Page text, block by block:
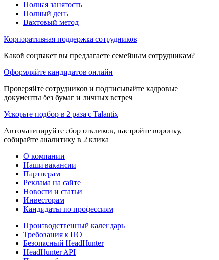
Полная занятость
Полный день
Вахтовый метод
Корпоративная поддержка сотрудников
Какой соцпакет вы предлагаете семейным сотрудникам?
Оформляйте кандидатов онлайн
Проверяйте сотрудников и подписывайте кадровые
документы без бумаг и личных встреч
Ускорьте подбор в 2 раза с Talantix
Автоматизируйте сбор откликов, настройте воронку,
собирайте аналитику в 2 клика
О компании
Наши вакансии
Партнерам
Реклама на сайте
Новости и статьи
Инвесторам
Кандидаты по профессиям
Производственный календарь
Требования к ПО
Безопасный HeadHunter
HeadHunter API